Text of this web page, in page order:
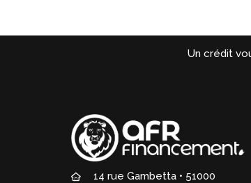
Un crédit
14 rue Gambetta • 51000